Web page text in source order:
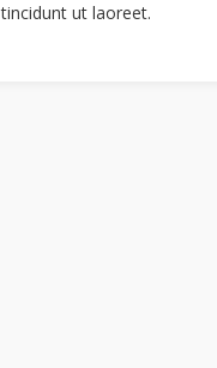
tincidunt ut laoreet.